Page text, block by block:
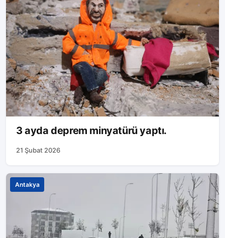
3 ayda deprem minyatürü yaptı.
21 Şubat 2026
Antakya